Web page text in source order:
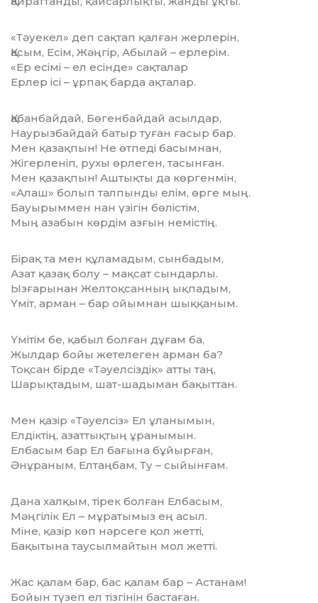
«Тәуекел» деп сақтап қалған жерлерін,
Қасым, Есім, Жәңгір, Абылай – ерлерім.
«Ер есімі – ел есінде» сақталар
Ерлер ісі – ұрпақ барда ақталар.
Қабанбайдай, Бөгенбайдай асылдар,
Наурызбайдай батыр туған ғасыр бар.
Мен қазақпын! Не өтпеді басымнан,
Жігерленіп, рухы өрлеген, тасынған.
Мен қазақпын! Аштықты да көргенмін,
«Алаш» болып талпынды елім, өрге мың.
Бауырыммен нан үзігін бөлістім,
Мың азабын көрдім азғын немістің.
Бірақ та мен құламадым, сынбадым,
Азат қазақ болу – мақсат сындарлы.
Ызғарынан Желтоқсанның ықпадым,
Үміт, арман – бар ойымнан шыққаным.
Үмітім бе, қабыл болған дұғам ба,
Жылдар бойы жетелеген арман ба?
Тоқсан бірде «Тәуелсіздік» атты таң,
Шарықтадым, шат-шадыман бақыттан.
Мен қазір «Тәуелсіз» Ел ұланымын,
Елдіктің, азаттықтың ұранымын.
Елбасым бар Ел бағына бұйырған,
Әнұраным, Елтаңбам, Ту – сыйынғам.
Дана халқым, тірек болған Елбасым,
Мәңгілік Ел – мұратымыз ең асыл.
Міне, қазір көп нәрсеге қол жетті,
Бақытына таусылмайтын мол жетті.
Жас қалам бар, бас қалам бар – Астанам!
Бойын түзеп ел тізгінін бастаған.